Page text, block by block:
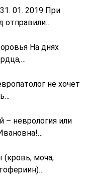
01. 2019 При
отправили…
На днях
не хочет
– неврология или
(кровь, моча,